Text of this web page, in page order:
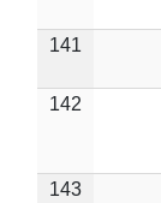
141
142
143